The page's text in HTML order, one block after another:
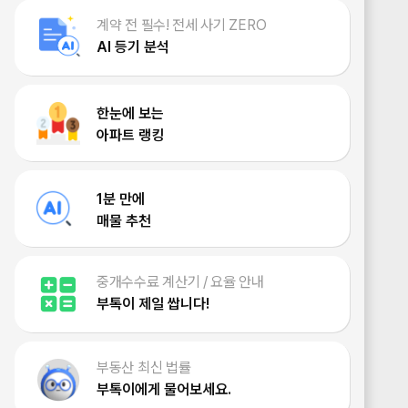
계약 전 필수! 전세 사기 ZERO
AI 등기 분석
한눈에 보는
아파트 랭킹
1분 만에
매물 추천
중개수수료 계산기 / 요율 안내
부톡이 제일 쌉니다!
부동산 최신 법률
부톡이에게 물어보세요.